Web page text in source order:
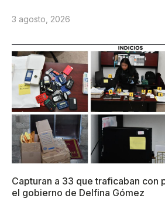
3 agosto, 2026
Capturan a 33 que traficaban con
el gobierno de Delfina Gómez